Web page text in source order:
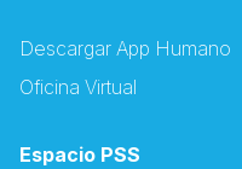
Descargar App Humano
Oficina Virtual
Espacio PSS